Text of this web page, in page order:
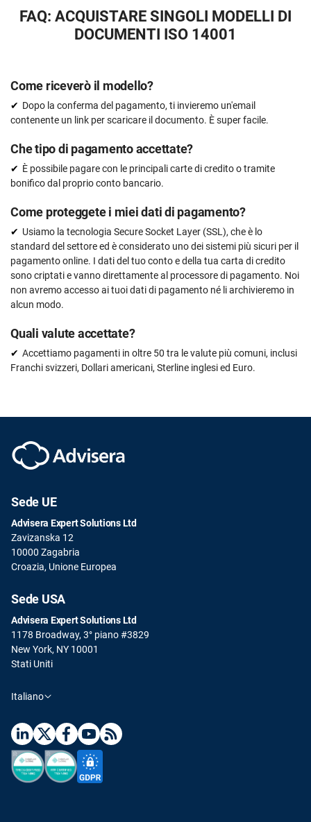
FAQ: ACQUISTARE SINGOLI MODELLI DI
DOCUMENTI ISO 14001
Come riceverò il modello?
Dopo la conferma del pagamento, ti invieremo un'email
contenente un link per scaricare il documento. È super facile.
Che tipo di pagamento accettate?
È possibile pagare con le principali carte di credito o tramite
bonifico dal proprio conto bancario.
Come proteggete i miei dati di pagamento?
Usiamo la tecnologia Secure Socket Layer (SSL), che è lo
standard del settore ed è considerato uno dei sistemi più sicuri per il
pagamento online. I dati del tuo conto e della tua carta di credito
sono criptati e vanno direttamente al processore di pagamento. Noi
non avremo accesso ai tuoi dati di pagamento né li archivieremo in
alcun modo.
Quali valute accettate?
Accettiamo pagamenti in oltre 50 tra le valute più comuni, inclusi
Franchi svizzeri, Dollari americani, Sterline inglesi ed Euro.
Sede UE
Advisera Expert Solutions Ltd
Zavizanska 12
10000 Zagabria
Croazia, Unione Europea
Sede USA
Advisera Expert Solutions Ltd
1178 Broadway, 3° piano #3829
New York, NY 10001
Stati Uniti
Italiano